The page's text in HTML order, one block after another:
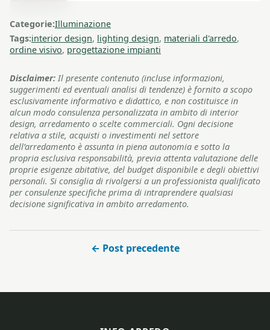
Categorie:Illuminazione
Tags:interior design, lighting design, materiali d'arredo,
ordine visivo, progettazione impianti
Disclaimer: Il presente contenuto (incluse informazioni,
suggerimenti ed eventuali analisi di tendenze) è fornito a scopo
esclusivamente informativo e didattico, e non costituisce in
alcun modo consulenza personalizzata in ambito di interior
design, arredamento o scelte commerciali. Ogni decisione
relativa a stile, acquisti o investimenti nel settore
dell’arredamento è assunta in piena autonomia e sotto la
propria esclusiva responsabilità, previa attenta valutazione delle
proprie esigenze abitative, del budget disponibile e degli obiettivi
personali. Si consiglia di rivolgersi a un professionista qualificato
per consulenze specifiche prima di intraprendere qualsiasi
decisione significativa in ambito arredamento.
← Post precedente